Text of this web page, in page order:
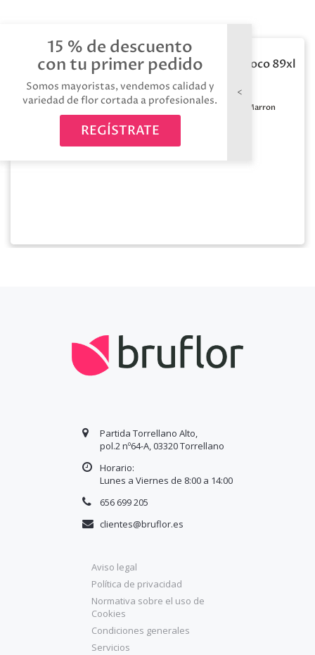
15 % de descuento
con tu primer pedido
Somos mayoristas, vendemos calidad y
variedad de flor cortada a profesionales.
REGÍSTRATE
Rosa preservada choco 89xl
6 unid
Medida:Ø 5-5,5 cm
/ alto 5-5,5 cm
Marron
Aviso legal
Política de privacidad
Normativa sobre el uso de
Cookies
Condiciones generales
Servicios
Partida Torrellano Alto,
pol.2 nº64-A, 03320 Torrellano
Horario:
Lunes a Viernes de 8:00 a 14:00
656 699 205
clientes@bruflor.es